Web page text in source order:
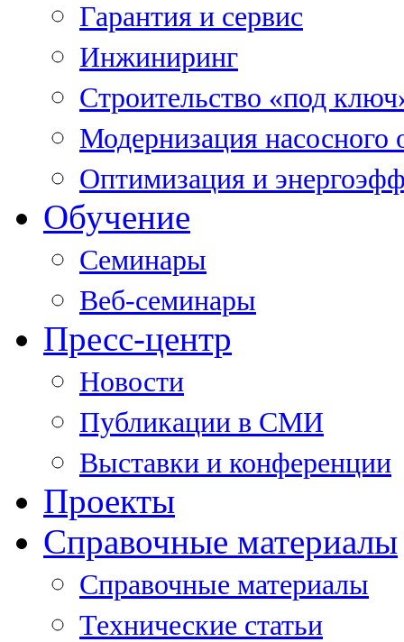
Гарантия и сервис
Инжиниринг
Строительство «под
Модернизация насосного
Оптимизация и
Обучение
Семинары
Веб-семинары
Пресс-центр
Новости
Публикации в СМИ
Выставки и конференции
Проекты
Справочные материалы
Справочные материалы
Технические статьи